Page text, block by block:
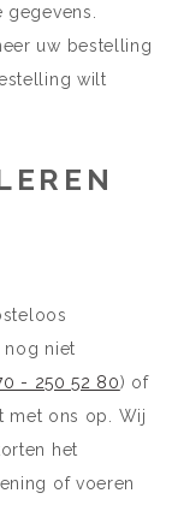
uw bestelling
wilt
nog niet
- 250 52 80) of
met ons op. Wij
het
of voeren